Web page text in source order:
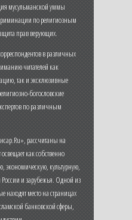
мусульманской уммы
по религиозным
прав верующих.
в различных
читателей как
так и эксклюзивные
богословские
по различным
рассчитаны на
как собственно
экономическую, культурную,
и зарубежья. Одной из
находят место на страницах
банковской сферы,